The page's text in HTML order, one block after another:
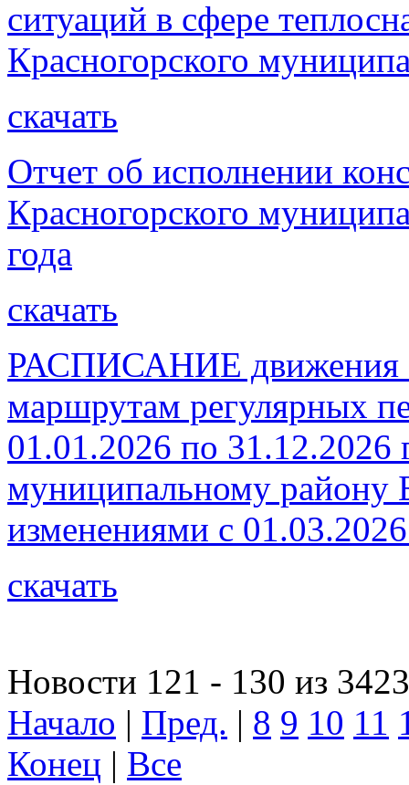
ситуаций в сфере
Красногорского
скачать
Отчет об исполнении
Красногорского
года
скачать
РАСПИСАНИЕ движения
маршрутам регулярных
01.01.2026 по 31.12.2026
муниципальному району
изменениями с
скачать
Новости 121 - 130 из 3423
Начало | Пред. | 8 9 10 11
Конец | Все